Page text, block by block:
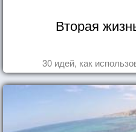
Вторая
30 идей, как